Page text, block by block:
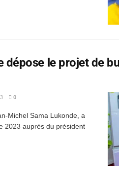
dépose le projet de
0
Michel Sama Lukonde, a
2023 auprès du président